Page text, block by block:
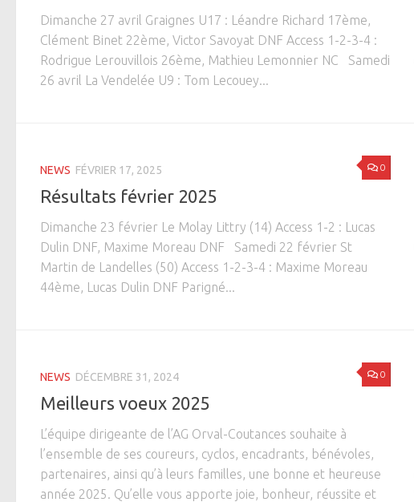
Dimanche 27 avril Graignes U17 : Léandre Richard 17ème,
Clément Binet 22ème, Victor Savoyat DNF Access 1-2-3-4 :
Rodrigue Lerouvillois 26ème, Mathieu Lemonnier NC Samedi
26 avril La Vendelée U9 : Tom Lecouey...
0
NEWS FÉVRIER 17, 2025
Résultats février 2025
Dimanche 23 février Le Molay Littry (14) Access 1-2 : Lucas
Dulin DNF, Maxime Moreau DNF Samedi 22 février St
Martin de Landelles (50) Access 1-2-3-4 : Maxime Moreau
44ème, Lucas Dulin DNF Parigné...
0
NEWS DÉCEMBRE 31, 2024
Meilleurs voeux 2025
L’équipe dirigeante de l’AG Orval-Coutances souhaite à
l’ensemble de ses coureurs, cyclos, encadrants, bénévoles,
partenaires, ainsi qu’à leurs familles, une bonne et heureuse
année 2025. Qu’elle vous apporte joie, bonheur, réussite et